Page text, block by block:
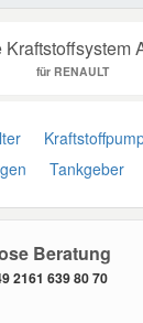
Kraftstoffsystem
für RENAULT
Tankgeber
Beratung
2161 639 80 70